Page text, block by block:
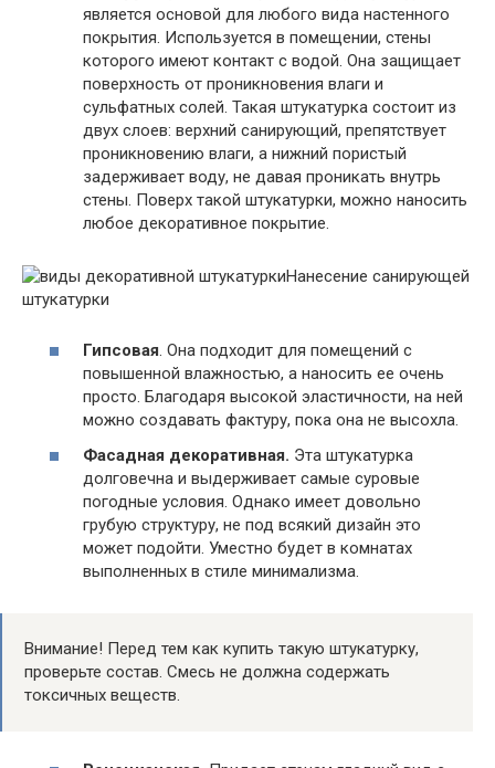
является основой для любого вида настенного
покрытия. Используется в помещении, стены
которого имеют контакт с водой. Она защищает
поверхность от проникновения влаги и
сульфатных солей. Такая штукатурка состоит из
двух слоев: верхний санирующий, препятствует
проникновению влаги, а нижний пористый
задерживает воду, не давая проникать внутрь
стены. Поверх такой штукатурки, можно наносить
любое декоративное покрытие.
Нанесение санирующей
штукатурки
Гипсовая. Она подходит для помещений с
повышенной влажностью, а наносить ее очень
просто. Благодаря высокой эластичности, на ней
можно создавать фактуру, пока она не высохла.
Фасадная декоративная. Эта штукатурка
долговечна и выдерживает самые суровые
погодные условия. Однако имеет довольно
грубую структуру, не под всякий дизайн это
может подойти. Уместно будет в комнатах
выполненных в стиле минимализма.
Внимание! Перед тем как купить такую штукатурку,
проверьте состав. Смесь не должна содержать
токсичных веществ.